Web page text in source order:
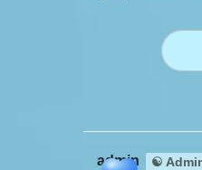
admin
☯